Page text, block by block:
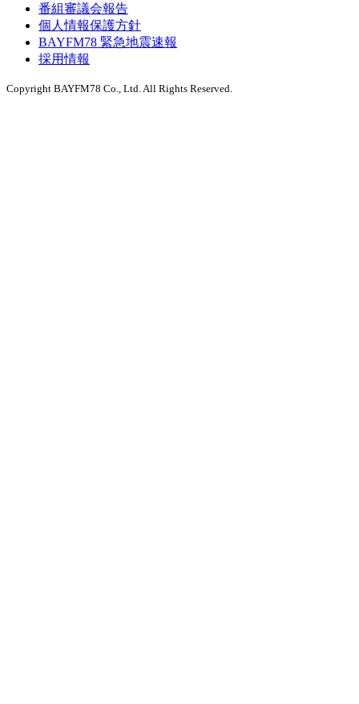
番組審議会報告
個人情報保護方針
BAYFM78 緊急地震速報
採用情報
Copyright BAYFM78 Co., Ltd. All Rights Reserved.